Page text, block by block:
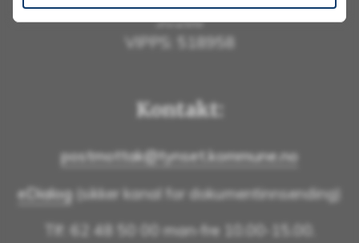
30266
VIPPS: 518958
Kontakt:
postmottak@tynset.kommune.no
eDialog(sikker kanal for dokumentinnsending)
Tlf: 62 48 50 00 man-fre 10.00-15.00.